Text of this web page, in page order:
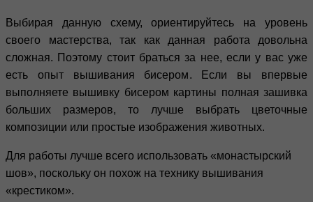
Выбирая данную схему, ориентируйтесь на уровень
своего мастерства, так как данная работа довольна
сложная. Поэтому стоит браться за нее, если у вас уже
есть опыт вышивания бисером. Если вы впервые
выполняете вышивку бисером картины полная зашивка
больших размеров, то лучше выбрать цветочные
композиции или простые изображения животных.
Для работы лучше всего использовать «монастырский
шов», поскольку он похож на технику вышивания
«крестиком».